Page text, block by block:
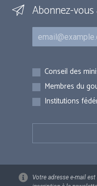
Abonnez-
Courriel
Inscriptions
Conseil des
Membres du
Institutions
Votre adresse e-mail